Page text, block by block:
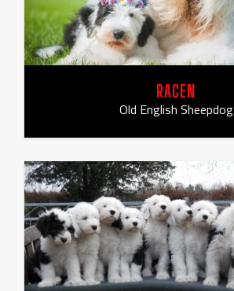
RACEN
Old English Sheepdog